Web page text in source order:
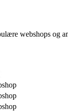
webshops og